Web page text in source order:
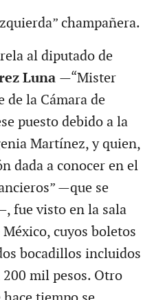
champañera.
al diputado de
Luna —“Mister
de la Cámara de
puesto debido a la
Martínez, y quien,
dada a conocer en el
—que se
fue visto en la sala
cuyos boletos
bocadillos incluidos
mil pesos. Otro